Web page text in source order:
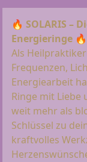
🔥 SOLARIS –
Energieringe 🔥
Als
Frequenzen,
Energiearbeit
Ringe mit Liebe
weit mehr als
Schlüssel zu
kraftvolles